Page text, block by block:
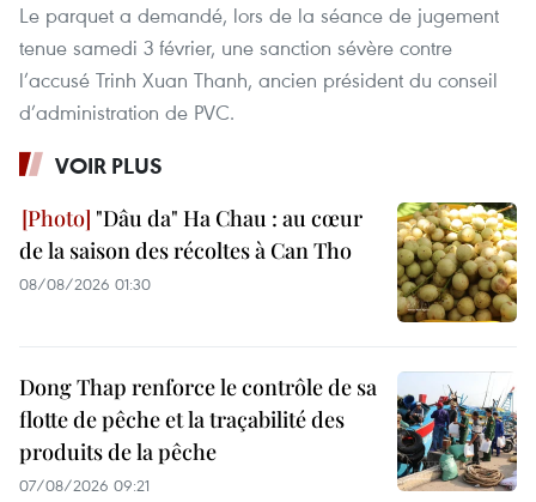
Le parquet a demandé, lors de la séance de jugement
tenue samedi 3 février, une sanction sévère contre
l’accusé Trinh Xuan Thanh, ancien président du conseil
d’administration de PVC.
VOIR PLUS
"Dâu da" Ha Chau : au cœur
de la saison des récoltes à Can Tho
08/08/2026 01:30
Dong Thap renforce le contrôle de sa
flotte de pêche et la traçabilité des
produits de la pêche
07/08/2026 09:21